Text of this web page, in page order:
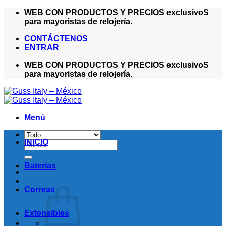
SaltarWEB CON PRODUCTOS Y PRECIOS exclusivoS
para mayoristas de relojería.
CONTÁCTENOS
ENTRAR
WEB CON PRODUCTOS Y PRECIOS exclusivoS
para mayoristas de relojería.
Menú
Buscar
por:
INICIO
Baterias
Correas
Extensibles